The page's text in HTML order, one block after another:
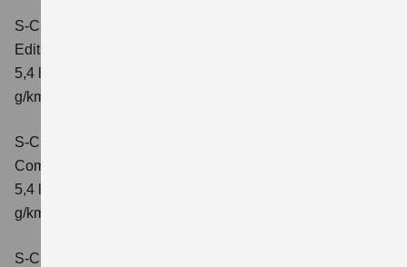
S-Cross 1.4 BOOSTERJET HYBRID
Edition
5,4 l/100 km; kombinierter Wert der CO2-Emission: 121
g/km; CO2-Klasse: D
S-Cross 1.4 BOOSTERJET HYBRID
Comfort
5,4 l/100 km; kombinierter Wert der CO2-Emission: 121
g/km; CO2-Klasse: D
S-Cross 1.4 BOOSTERJET HYBRID AT